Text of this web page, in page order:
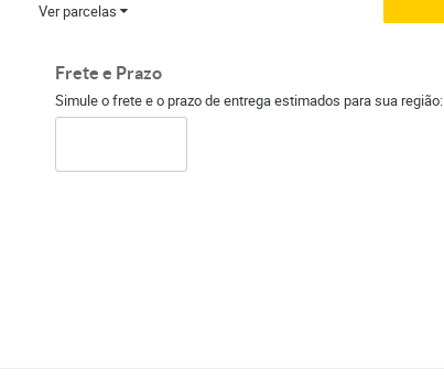
Ver parcelas
Frete e Prazo
Simule o frete e o prazo de entrega estimados para sua região: